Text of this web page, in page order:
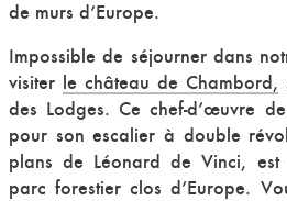
de murs d’Europe.
Impossible de séjourner dans
visiter le château de Chambord,
des Lodges. Ce chef-d’œuvre
pour son escalier à double
plans de Léonard de Vinci,
parc forestier clos d’Europe.